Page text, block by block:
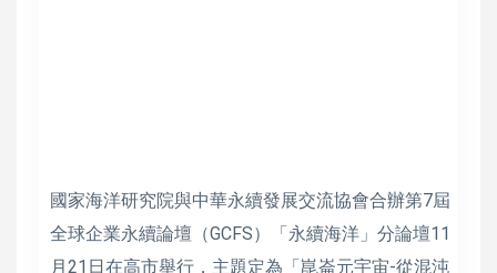
國家海洋研究院與中華永續發展交流協會合辦第7屆
全球企業永續論壇（GCFS）「永續海洋」分論壇11
月21日在高市舉行，主題定為「崑崙元宇宙-從混沌